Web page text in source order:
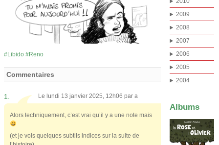
Libido Reno
Commentaires
1. Le lundi 13 janvier 2025, 12h06 par a
Alors techniquement, c’est vrai qu’il y a une note mais
(et je vois quelques subtils indices sur la suite de
2009
2008
2007
2006
2005
2004
Albums